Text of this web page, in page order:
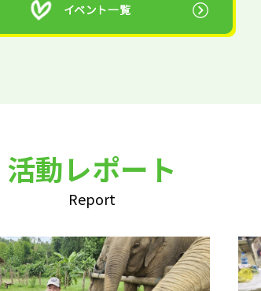
活動レポート
Report